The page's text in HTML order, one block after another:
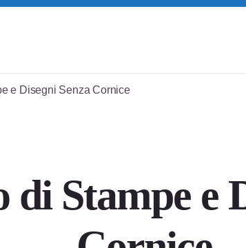
e Disegni Senza Cornice
Stampe e